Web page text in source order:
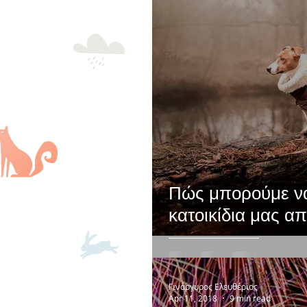
Πώς μπορούμε
κατοικίδια μας
Γινάργυρος Ελευθέριος
Apr 11, 2018
9 min read